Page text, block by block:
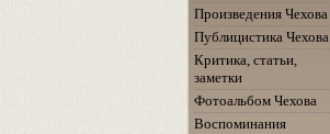
Произведения Чехова
Публицистика Чехова
Критика, статьи,
заметки
Фотоальбом Чехова
Воспоминания